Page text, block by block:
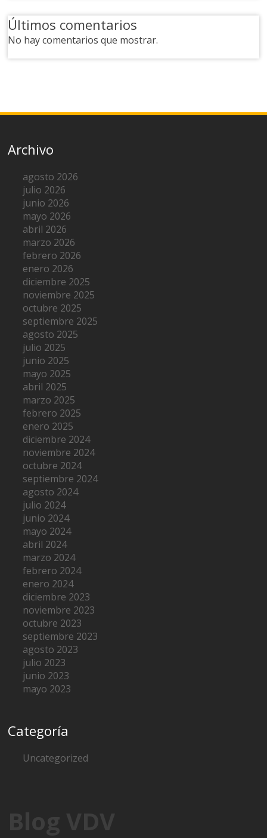
Últimos comentarios
No hay comentarios que mostrar.
Archivo
agosto 2026
julio 2026
junio 2026
mayo 2026
abril 2026
marzo 2026
febrero 2026
enero 2026
diciembre 2025
noviembre 2025
octubre 2025
septiembre 2025
agosto 2025
julio 2025
junio 2025
mayo 2025
abril 2025
marzo 2025
febrero 2025
enero 2025
diciembre 2024
noviembre 2024
octubre 2024
septiembre 2024
agosto 2024
julio 2024
junio 2024
mayo 2024
abril 2024
marzo 2024
febrero 2024
enero 2024
diciembre 2023
noviembre 2023
octubre 2023
septiembre 2023
agosto 2023
julio 2023
junio 2023
mayo 2023
Categoría
Uncategorized
Blog VDV